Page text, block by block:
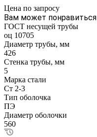
Цена по запросу
Вам может понравиться
ГОСТ несущей трубы
оц 10705
Диаметр трубы, мм
426
Стенка трубы, мм
5
Марка стали
Ст 2-3
Тип оболочка
ПЭ
Диаметр оболочки
560